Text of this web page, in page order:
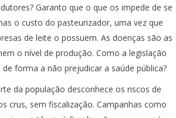
Garanto que o que os impede de se
o custo do pasteurizador, uma vez que
de leite o possuem. As doenças são as
o nível de produção. Como a legislação
forma a não prejudicar a saúde pública?
da população desconhece os riscos de
crus, sem fiscalização. Campanhas como